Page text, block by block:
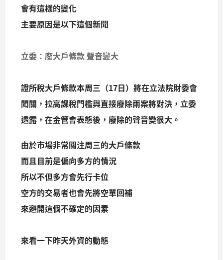
會有這樣的變化
主要原因是以下這個新聞
立委：廢大戶條款 聲音變大
證所稅大戶條款本周三（17日）將在立法院財委會
闖關，拉高課稅門檻與直接廢除兩案將對決，立委
透露，在金管會表態後，廢除的聲音變很大。
由於市場非常關注周三的大戶條款
而且目前是偏向多方的情況
所以不但多方會先行卡位
空方的交易者也會先將空單回補
來避開這個不確定的因素
來看一下昨天外資的動態